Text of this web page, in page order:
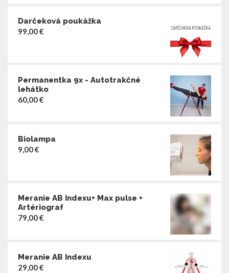
Darčeková poukážka
99,00€
Permanentka 9x - Autotrakčné
lehátko
60,00€
Biolampa
9,00€
Meranie AB Indexu+ Max pulse +
Artériograf
79,00€
Meranie AB Indexu
29,00€